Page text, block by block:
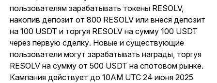
пользователям зарабатывать токены RESOLV,
накопив депозит от 800 RESOLV или внеся депозит
на 100 USDT и торгуя RESOLV на сумму 100 USDT
через первую сделку. Новые и существующие
пользователи могут зарабатывать награды, торгуя
RESOLV на сумму от 500 USDT на спотовом рынке.
Кампания действует до 10AM UTC 24 июня 2025